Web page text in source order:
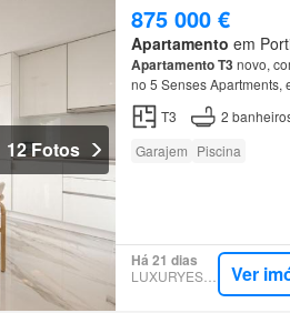
12 Fotos
875 000 €
Apartamento em
ApartamentoT3novo,
no 5 Senses Apartments,
T3
2
Garajem Piscina
Há 21 dias
LUXURYESTATE Ver